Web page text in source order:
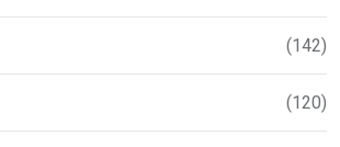
(142)
(120)